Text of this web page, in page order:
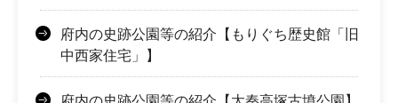
府内の史跡公園等の紹介【もりぐち歴史館「旧
中西家住宅」】